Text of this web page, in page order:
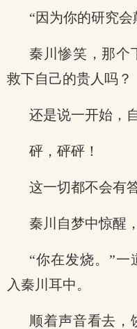
“因为你的研究会
秦川惨笑，那个
救下自己的贵人吗？
还是说一开始，
砰，砰砰！
这一切都不会有
秦川自梦中惊醒
“你在发烧。”
入秦川耳中。
顺着声音看去，